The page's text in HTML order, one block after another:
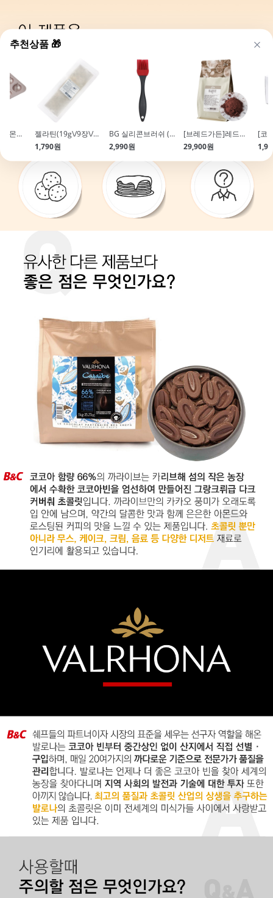
추천상품 🎁
[쉐프메이드]레몬케이크팬_치요다틀 수준의 프리미엄 코팅
젤라틴(19g\/9장\/판)
1,790원
BG 실리콘브러쉬 (빵솔 빵붓)
2,990원
[브레드가든]레드코코아파우더(1kg\/프렌치레드)
29,900원